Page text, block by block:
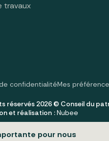
travaux
confidentialitéMes
réservés 2026 © Conseil du
et réalisation :Nubee
pour nous